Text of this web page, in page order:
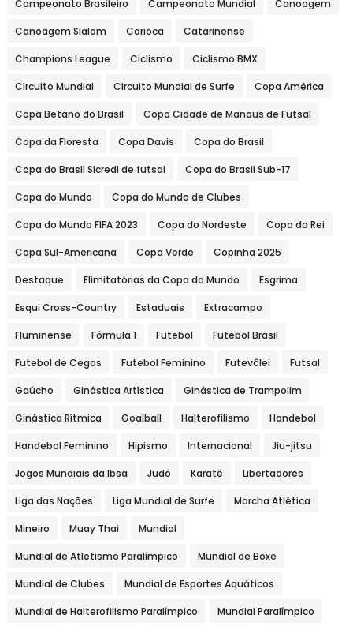
Campeonato Brasileiro Campeonato Mundial Canoagem
Canoagem Slalom Carioca Catarinense
Champions League Ciclismo Ciclismo BMX
Circuito Mundial Circuito Mundial de Surfe Copa América
Copa Betano do Brasil Copa Cidade de Manaus de Futsal
Copa da Floresta Copa Davis Copa do Brasil
Copa do Brasil Sicredi de futsal Copa do Brasil Sub-17
Copa do Mundo Copa do Mundo de Clubes
Copa do Mundo FIFA 2023 Copa do Nordeste Copa do Rei
Copa Sul-Americana Copa Verde Copinha 2025
Destaque Elimitatórias da Copa do Mundo Esgrima
Esqui Cross-Country Estaduais Extracampo
Fluminense Fórmula 1 Futebol Futebol Brasil
Futebol de Cegos Futebol Feminino Futevôlei Futsal
Gaúcho Ginástica Artística Ginástica de Trampolim
Ginástica Rítmica Goalball Halterofilismo Handebol
Handebol Feminino Hipismo Internacional Jiu-jitsu
Jogos Mundiais da Ibsa Judô Karatê Libertadores
Liga das Nações Liga Mundial de Surfe Marcha Atlética
Mineiro Muay Thai Mundial
Mundial de Atletismo Paralímpico Mundial de Boxe
Mundial de Clubes Mundial de Esportes Aquáticos
Mundial de Halterofilismo Paralímpico Mundial Paralímpico